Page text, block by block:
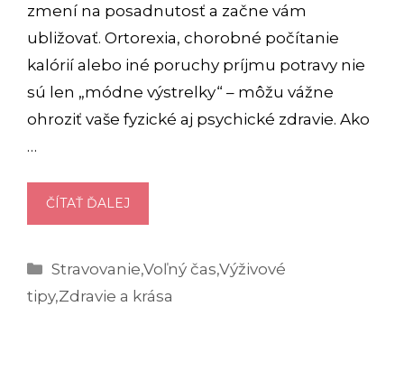
zmení na posadnutosť a začne vám
ubližovať. Ortorexia, chorobné počítanie
kalórií alebo iné poruchy príjmu potravy nie
sú len „módne výstrelky“ – môžu vážne
ohroziť vaše fyzické aj psychické zdravie. Ako
…
ČÍTAŤ ĎALEJ
NA
ORTOREXIA,
PORUCHY
Kategórie
Stravovanie,Voľný čas,Výživové
tipy,Zdravie a krása